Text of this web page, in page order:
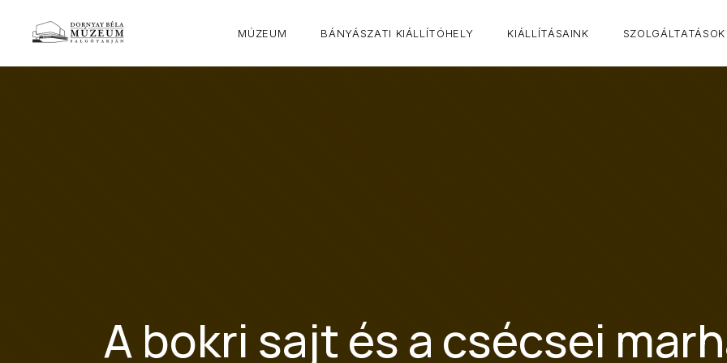
MÚZEUM BÁNYÁSZATI KIÁLLÍTÓHELY KIÁLLÍTÁSAINK SZOLGÁLTATÁSOK
A bokri sajt és a csécsei